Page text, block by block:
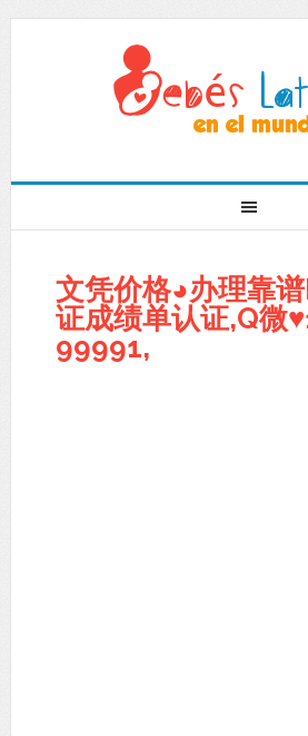
文凭价格◕办理靠
证成绩单认证,Q微
99991,